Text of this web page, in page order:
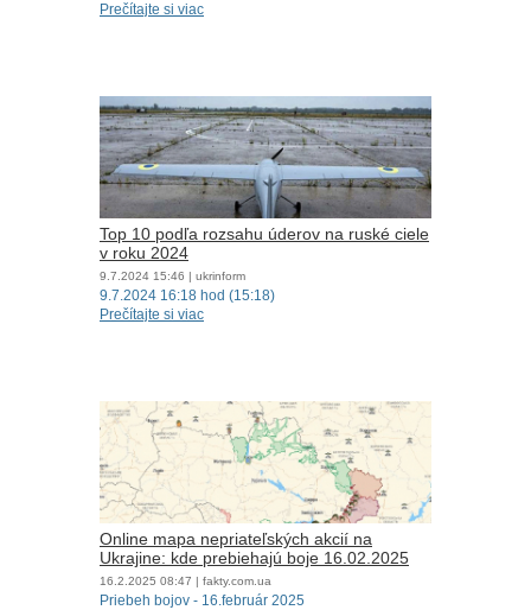
Prečítajte si viac
Top 10 podľa rozsahu úderov na ruské ciele
v roku 2024
9.7.2024 15:46 | ukrinform
9.7.2024 16:18 hod (15:18)
Prečítajte si viac
Online mapa nepriateľských akcií na
Ukrajine: kde prebiehajú boje 16.02.2025
16.2.2025 08:47 | fakty.com.ua
Priebeh bojov - 16.február 2025